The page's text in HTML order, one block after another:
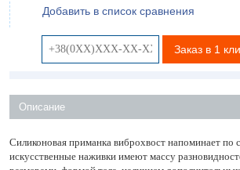
Добавить в список сравнения
Заказ в 1
Описание
Силиконовая приманка виброхвост напоминает по
искусственные наживки имеют массу